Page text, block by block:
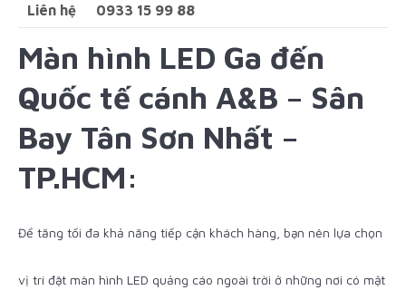
Liên hệ 0933 15 99 88
Màn hình LED Ga đến
Quốc tế cánh A&B – Sân
Bay Tân Sơn Nhất –
TP.HCM:
Để tăng tối đa khả năng tiếp cận khách hàng, bạn nên lựa chọn
vị trí đặt màn hình LED quảng cáo ngoài trời ở những nơi có mật